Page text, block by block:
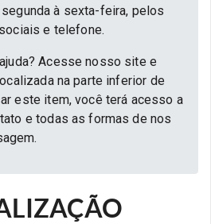
à sexta-feira, pelos
e telefone.
Acesse nosso site e
na parte inferior de
este item, você terá acesso a
e todas as formas de nos